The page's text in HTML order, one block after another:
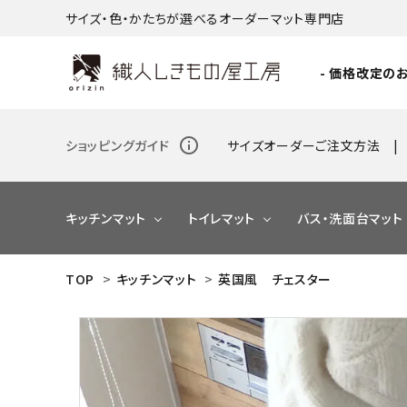
サイズ・色・かたちが選べるオーダーマット専門店
- 価格改定の
ショッピングガイド info_outline サイズオーダーご注文方法
キッチンマット
NEW
トイレマット
NEW
NEW
バス・洗面台マット
TOP > キッチンマット > 英国風 チェスター